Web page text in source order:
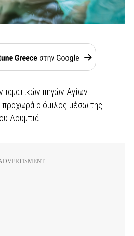
πηγών Αγίων
ο όμιλος μέσω της
Δουμπιά